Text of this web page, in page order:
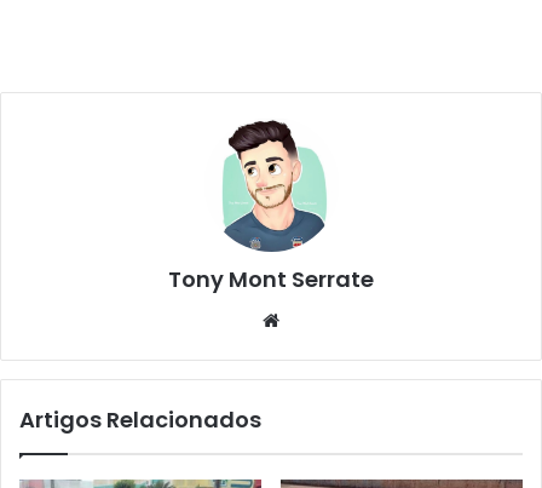
Tony Mont Serrate
te
Artigos Relacionados